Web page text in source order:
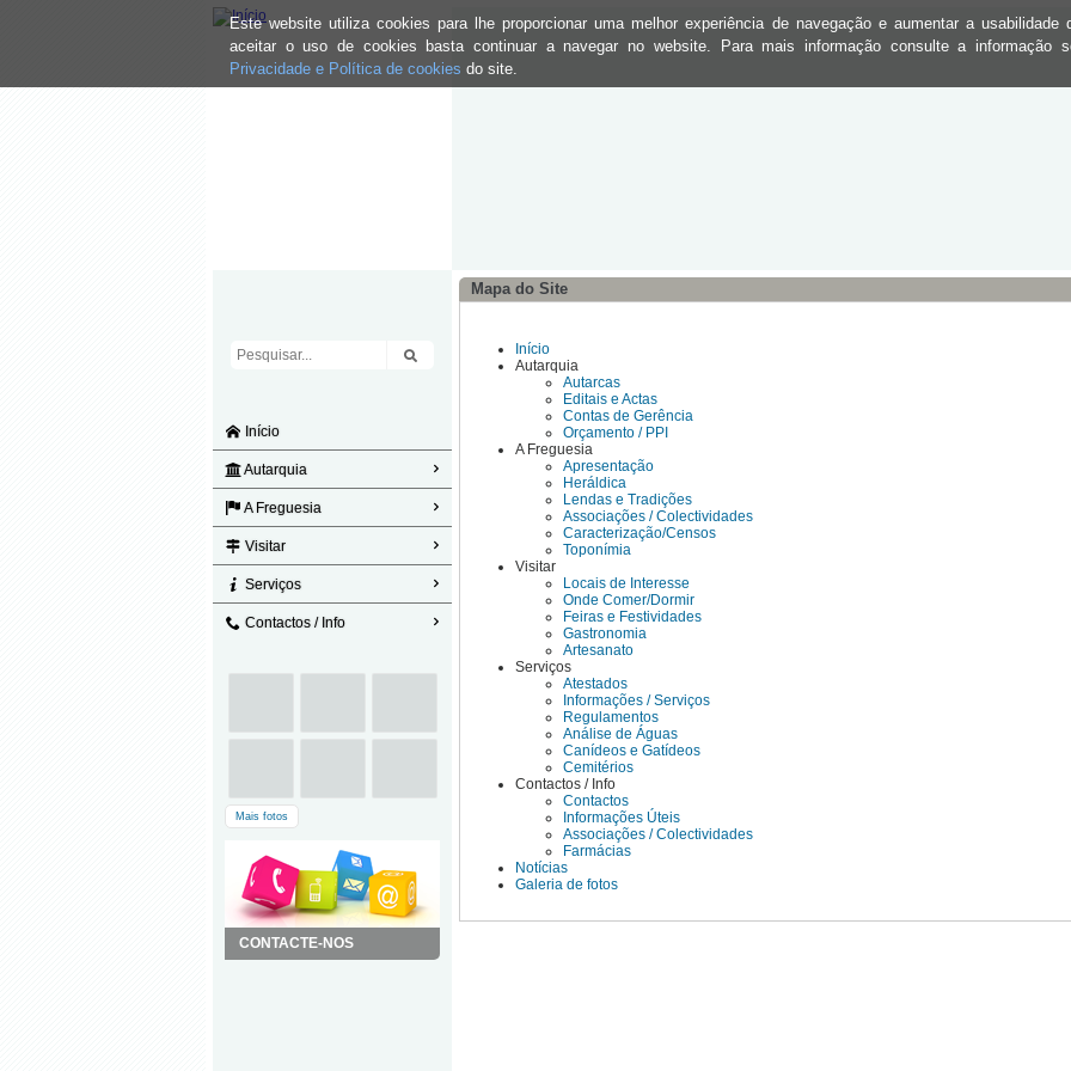
Este website utiliza cookies para lhe proporcionar uma melhor experiência de navegação e aumentar a usabilidade
aceitar o uso de cookies basta continuar a navegar no website. Para mais informação consulte a informação
Privacidade e Política de cookies do site.
Início
Autarquia
A Freguesia
Visitar
Serviços
Contactos / Info
Mais fotos
CONTACTE-NOS
Mapa do Site
Início
Autarquia
Autarcas
Editais e Actas
Contas de Gerência
Orçamento / PPI
A Freguesia
Apresentação
Heráldica
Lendas e Tradições
Associações / Colectividades
Caracterização/Censos
Toponímia
Visitar
Locais de Interesse
Onde Comer/Dormir
Feiras e Festividades
Gastronomia
Artesanato
Serviços
Atestados
Informações / Serviços
Regulamentos
Análise de Águas
Canídeos e Gatídeos
Cemitérios
Contactos / Info
Contactos
Informações Úteis
Associações / Colectividades
Farmácias
Notícias
Galeria de fotos